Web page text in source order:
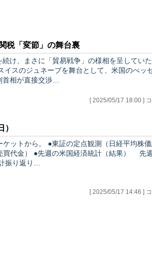
税「変節」の舞台裏
け、まさに「貿易戦争」の様相を呈してい
相が直接交渉…
[ 2025/05/17 18:00 ]
ケットから。 ●東証の定点観測（日経平均株
（結果） 先週（5月
振り返り…
[ 2025/05/17 14:46 ]